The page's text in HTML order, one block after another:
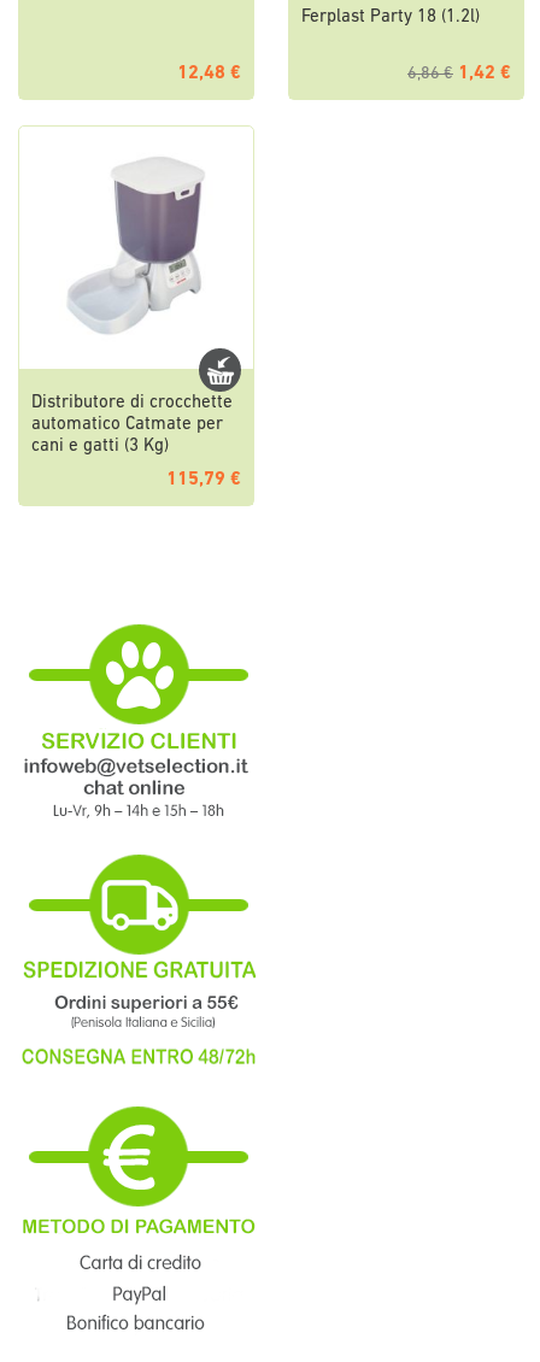
12,48 €
Ferplast Party 18 (1.2l)
6,86 € 1,42 €
Distributore di crocchette
automatico Catmate per
cani e gatti (3 Kg)
115,79 €